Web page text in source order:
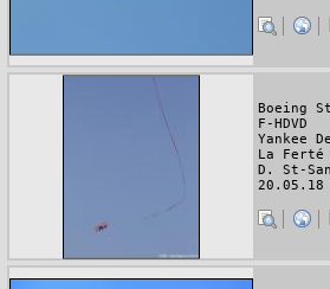
Boeing
F-HDVD
Yankee
La Ferté
D. St-
20.05.18